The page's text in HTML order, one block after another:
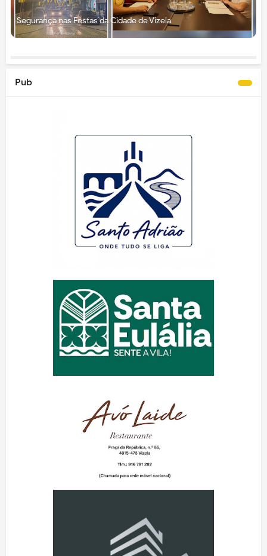
Segurança nas Festas da Cidade de Vizela
Pub